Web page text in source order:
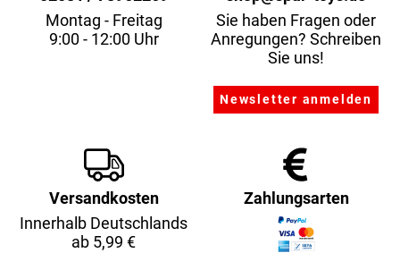
Montag - Freitag
9:00 - 12:00 Uhr
Sie haben Fragen oder
Anregungen? Schreiben
Sie uns!
Versandkosten
Innerhalb Deutschlands
ab 5,99 €
Zahlungsarten